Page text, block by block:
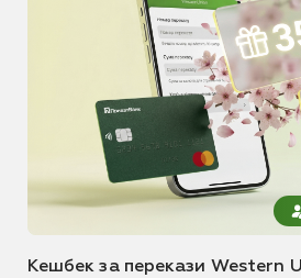
Кешбек за перекази Western